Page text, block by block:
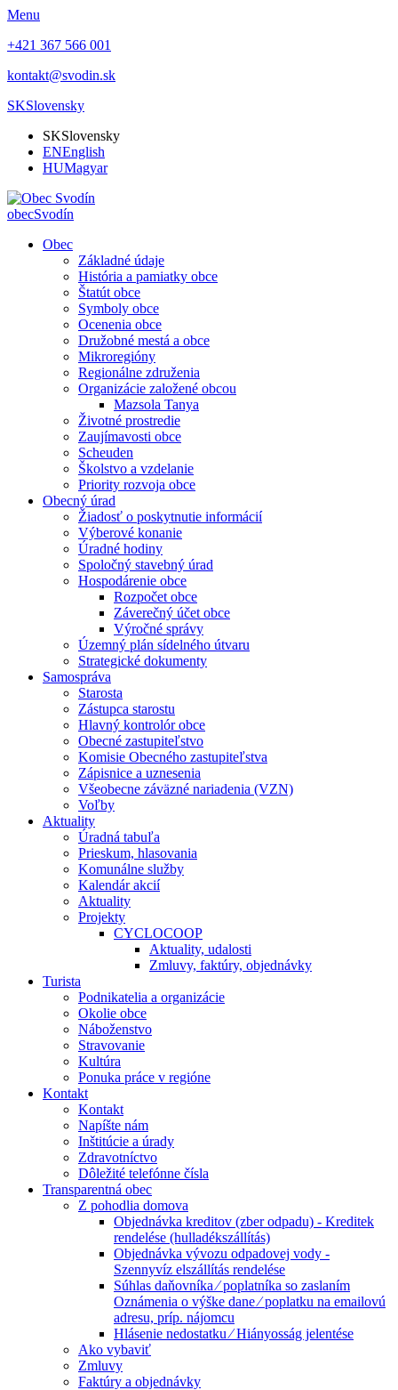
Menu
+421 367 566 001
kontakt@svodin.sk
SKSlovensky
SKSlovensky
ENEnglish
HUMagyar
obecSvodín
Obec
Základné údaje
História a pamiatky obce
Štatút obce
Symboly obce
Ocenenia obce
Družobné mestá a obce
Mikroregióny
Regionálne združenia
Organizácie založené obcou
Mazsola Tanya
Životné prostredie
Zaujímavosti obce
Scheuden
Školstvo a vzdelanie
Priority rozvoja obce
Obecný úrad
Žiadosť o poskytnutie informácií
Výberové konanie
Úradné hodiny
Spoločný stavebný úrad
Hospodárenie obce
Rozpočet obce
Záverečný účet obce
Výročné správy
Územný plán sídelného útvaru
Strategické dokumenty
Samospráva
Starosta
Zástupca starostu
Hlavný kontrolór obce
Obecné zastupiteľstvo
Komisie Obecného zastupiteľstva
Zápisnice a uznesenia
Všeobecne záväzné nariadenia (VZN)
Voľby
Aktuality
Úradná tabuľa
Prieskum, hlasovania
Komunálne služby
Kalendár akcií
Aktuality
Projekty
CYCLOCOOP
Aktuality, udalosti
Zmluvy, faktúry, objednávky
Turista
Podnikatelia a organizácie
Okolie obce
Náboženstvo
Stravovanie
Kultúra
Ponuka práce v regióne
Kontakt
Kontakt
Napíšte nám
Inštitúcie a úrady
Zdravotníctvo
Dôležité telefónne čísla
Transparentná obec
Z pohodlia domova
Objednávka kreditov (zber odpadu) - Kreditek
rendelése (hulladékszállítás)
Objednávka vývozu odpadovej vody -
Szennyvíz elszállítás rendelése
Súhlas daňovníka ⁄ poplatníka so zaslaním
Oznámenia o výške dane ⁄ poplatku na emailovú
adresu, príp. nájomcu
Hlásenie nedostatku ⁄ Hiányosság jelentése
Ako vybaviť
Zmluvy
Faktúry a objednávky